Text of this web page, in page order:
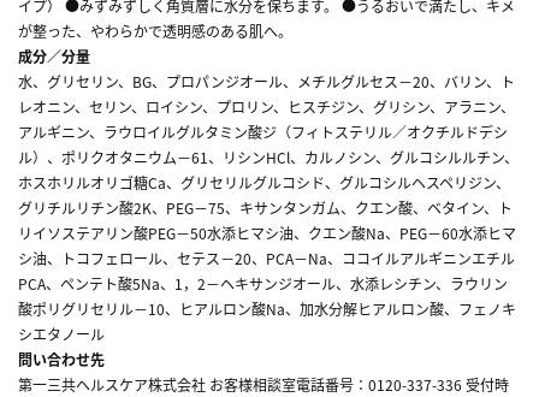
イプ） ●みずみずしく角質層に水分を保ちます。 ●うるおいで満たし、キメ
が整った、やわらかで透明感のある肌へ。
成分／分量
水、グリセリン、BG、プロパンジオール、メチルグルセス－20、バリン、ト
レオニン、セリン、ロイシン、プロリン、ヒスチジン、グリシン、アラニン、
アルギニン、ラウロイルグルタミン酸ジ（フィトステリル／オクチルドデシ
ル）、ポリクオタニウム－61、リシンHCl、カルノシン、グルコシルルチン、
ホスホリルオリゴ糖Ca、グリセリルグルコシド、グルコシルヘスペリジン、
グリチルリチン酸2K、PEG－75、キサンタンガム、クエン酸、ベタイン、ト
リイソステアリン酸PEG－50水添ヒマシ油、クエン酸Na、PEG－60水添ヒマ
シ油、トコフェロール、セテス－20、PCA－Na、ココイルアルギニンエチル
PCA、ペンテト酸5Na、1，2－ヘキサンジオール、水添レシチン、ラウリン
酸ポリグリセリル－10、ヒアルロン酸Na、加水分解ヒアルロン酸、フェノキ
シエタノール
問い合わせ先
第一三共ヘルスケア株式会社 お客様相談室電話番号：0120-337-336 受付時